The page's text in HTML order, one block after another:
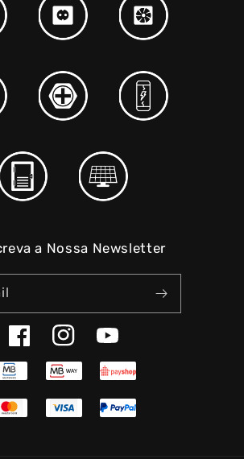
a Nossa Newsletter
FacebookInstagramYouTube